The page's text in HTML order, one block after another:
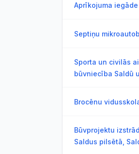
Aprīkojuma
Septiņu
Sporta un civilās
būvniecība Saldū
Brocēnu
Būvprojektu
Saldus pilsētā,